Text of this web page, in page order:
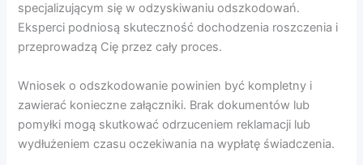
specjalizującym się w odzyskiwaniu odszkodowań.
Eksperci podniosą skuteczność dochodzenia roszczenia i
przeprowadzą Cię przez cały proces.
Wniosek o odszkodowanie powinien być kompletny i
zawierać konieczne załączniki. Brak dokumentów lub
pomyłki mogą skutkować odrzuceniem reklamacji lub
wydłużeniem czasu oczekiwania na wypłatę świadczenia.